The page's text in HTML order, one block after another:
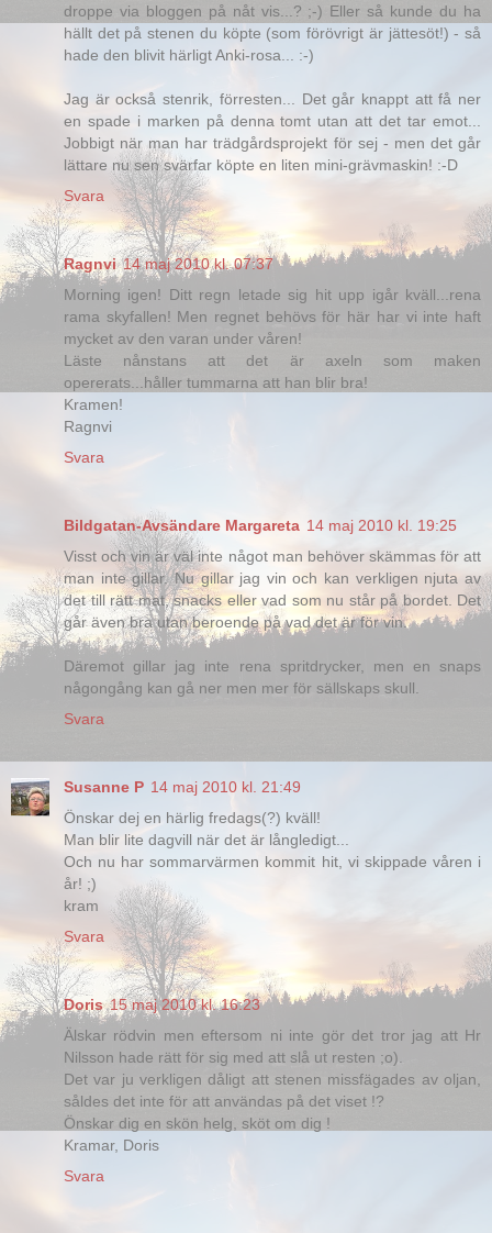
droppe via bloggen på nåt vis...? ;-) Eller så kunde du ha
hällt det på stenen du köpte (som förövrigt är jättesöt!) - så
hade den blivit härligt Anki-rosa... :-)
Jag är också stenrik, förresten... Det går knappt att få ner
en spade i marken på denna tomt utan att det tar emot...
Jobbigt när man har trädgårdsprojekt för sej - men det går
lättare nu sen svärfar köpte en liten mini-grävmaskin! :-D
Svara
Ragnvi 14 maj 2010 kl. 07:37
Morning igen! Ditt regn letade sig hit upp igår kväll...rena
rama skyfallen! Men regnet behövs för här har vi inte haft
mycket av den varan under våren!
Läste nånstans att det är axeln som maken
opererats...håller tummarna att han blir bra!
Kramen!
Ragnvi
Svara
Bildgatan-Avsändare Margareta 14 maj 2010 kl. 19:25
Visst och vin är väl inte något man behöver skämmas för att
man inte gillar. Nu gillar jag vin och kan verkligen njuta av
det till rätt mat, snacks eller vad som nu står på bordet. Det
går även bra utan beroende på vad det är för vin.
Däremot gillar jag inte rena spritdrycker, men en snaps
någongång kan gå ner men mer för sällskaps skull.
Svara
Susanne P 14 maj 2010 kl. 21:49
Önskar dej en härlig fredags(?) kväll!
Man blir lite dagvill när det är långledigt...
Och nu har sommarvärmen kommit hit, vi skippade våren i
år! ;)
kram
Svara
Doris 15 maj 2010 kl. 16:23
Älskar rödvin men eftersom ni inte gör det tror jag att Hr
Nilsson hade rätt för sig med att slå ut resten ;o).
Det var ju verkligen dåligt att stenen missfägades av oljan,
såldes det inte för att användas på det viset !?
Önskar dig en skön helg, sköt om dig !
Kramar, Doris
Svara